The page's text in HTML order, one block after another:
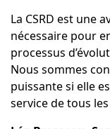
La CSRD est une
nécessaire pour
processus
Nous sommes
puissante si elle
service de tous